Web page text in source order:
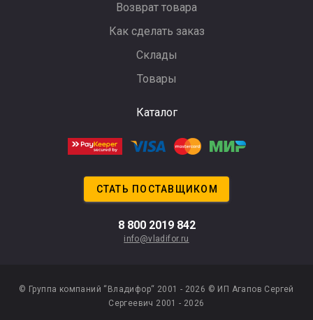
Возврат товара
Как сделать заказ
Склады
Товары
Каталог
СТАТЬ ПОСТАВЩИКОМ
8 800 2019 842
info@vladifor.ru
© Группа компаний “Владифор“ 2001 - 2026 © ИП Агапов Сергей
Сергеевич 2001 - 2026